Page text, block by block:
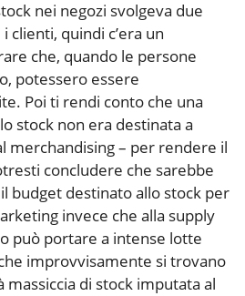
nei negozi svolgeva due
clienti, quindi c’era un
che, quando le persone
potessero essere
Poi ti rendi conto che una
stock non era destinata a
merchandising – per rendere il
concludere che sarebbe
budget destinato allo stock per
invece che alla supply
può portare a intense lotte
improvvisamente si trovano
di stock imputata al